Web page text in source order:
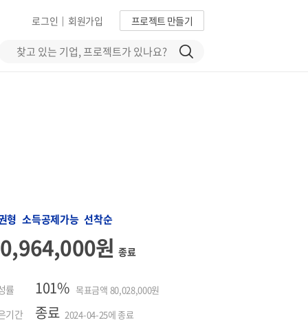
프로젝트 만들기
회원가입
|
로그인
형 소득공제가능 선착순
원종료
률 101% 목표금액 80,028,000원
기간 종료 2024-04-25에 종료